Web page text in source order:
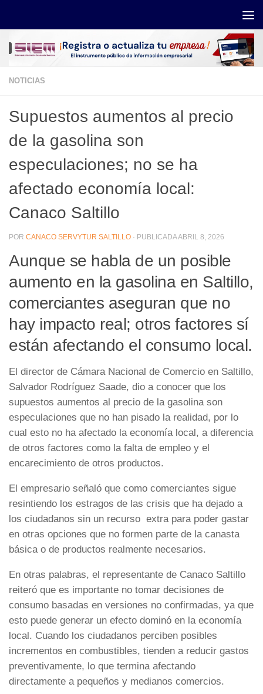
NOTICIAS
Supuestos aumentos al precio
de la gasolina son
especulaciones; no se ha
afectado economía local:
Canaco Saltillo
POR CANACO SERVYTUR SALTILLO · PUBLICADAABRIL 8, 2026
Aunque se habla de un posible
aumento en la gasolina en Saltillo,
comerciantes aseguran que no
hay impacto real; otros factores sí
están afectando el consumo local.
El director de Cámara Nacional de Comercio en Saltillo,
Salvador Rodríguez Saade, dio a conocer que los
supuestos aumentos al precio de la gasolina son
especulaciones que no han pisado la realidad, por lo
cual esto no ha afectado la economía local, a diferencia
de otros factores como la falta de empleo y el
encarecimiento de otros productos.
El empresario señaló que como comerciantes sigue
resintiendo los estragos de las crisis que ha dejado a
los ciudadanos sin un recurso extra para poder gastar
en otras opciones que no formen parte de la canasta
básica o de productos realmente necesarios.
En otras palabras, el representante de Canaco Saltillo
reiteró que es importante no tomar decisiones de
consumo basadas en versiones no confirmadas, ya que
esto puede generar un efecto dominó en la economía
local. Cuando los ciudadanos perciben posibles
incrementos en combustibles, tienden a reducir gastos
preventivamente, lo que termina afectando
directamente a pequeños y medianos comercios.